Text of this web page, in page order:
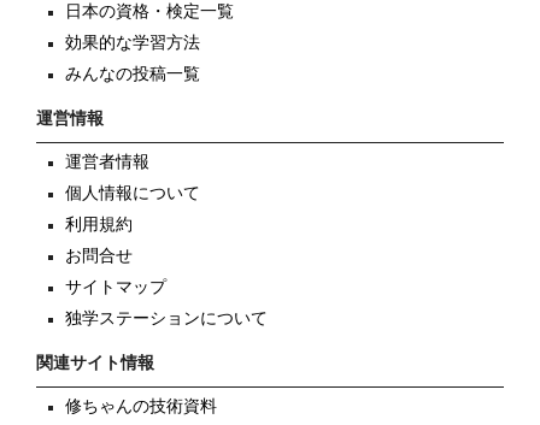
日本の資格・検定一覧
効果的な学習方法
みんなの投稿一覧
運営情報
運営者情報
個人情報について
利用規約
お問合せ
サイトマップ
独学ステーションについて
関連サイト情報
修ちゃんの技術資料